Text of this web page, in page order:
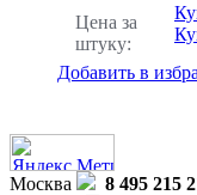
Цена за
штуку:
Добавить в
Москва
8 495 215